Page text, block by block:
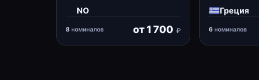
NO
8 номиналов от 1 700 ₽
Греция
6номиналов